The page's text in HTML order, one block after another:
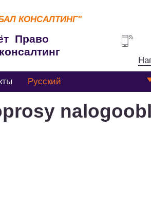
КОНСАЛТИНГ"
Право
Русский